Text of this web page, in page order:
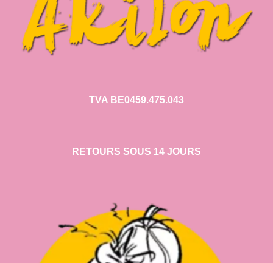
TVA BE0459.475.043
RETOURS SOUS 14 JOURS